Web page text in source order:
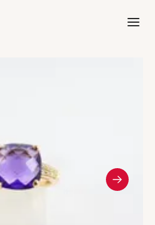
Aller à l'accueil de Crédit Municipal